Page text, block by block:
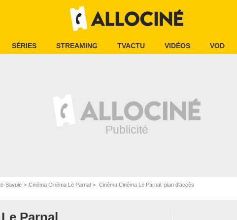
SÉRIES STREAMING TVACTU VIDÉOS VOD
Savoie Cinéma Cinéma Le Parnal Cinéma Cinéma Le Parnal: plan d'accès
Parnal